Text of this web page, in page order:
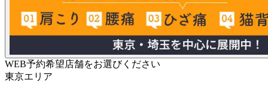
WEB予約希望店舗をお選びください
東京エリア